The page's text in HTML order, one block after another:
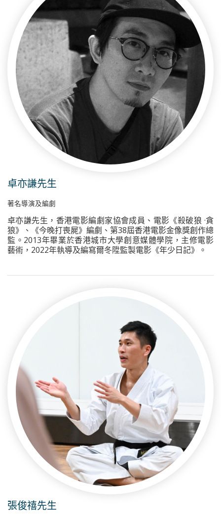
卓亦謙先生
著名導演及編劇
卓亦謙先生，香港電影編劇家協會成員、電影《殺破狼 ·貪
狼》、《今晚打喪屍》編劇、第38屆香港電影金像獎創作總
監。2013年畢業於香港城市大學創意媒體學院，主修電影
藝術，2022年執導及編寫爾冬陞監製電影《年少日記》。
張俊禧先生